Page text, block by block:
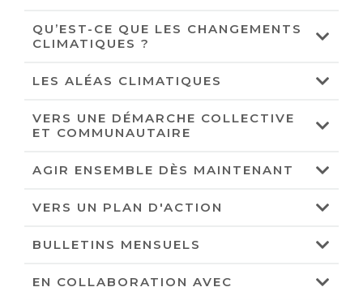
QU’EST-CE QUE LES CHANGEMENTS
CLIMATIQUES ?
LES ALÉAS CLIMATIQUES
VERS UNE DÉMARCHE COLLECTIVE
ET COMMUNAUTAIRE
AGIR ENSEMBLE DÈS MAINTENANT
VERS UN PLAN D'ACTION
BULLETINS MENSUELS
EN COLLABORATION AVEC